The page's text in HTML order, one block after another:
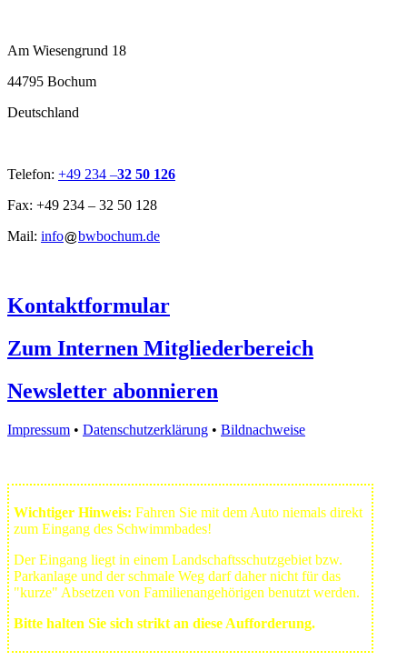
Am Wiesengrund 18
44795 Bochum
Deutschland
Telefon: +49 234 –32 50 126
Fax: +49 234 – 32 50 128
Mail: info bwbochum.de
Kontaktformular
Zum Internen Mitgliederbereich
Newsletter abonnieren
Impressum • Datenschutzerklärung • Bildnachweise
Wichtiger Hinweis: Fahren Sie mit dem Auto niemals direkt
zum Eingang des Schwimmbades!
Der Eingang liegt in einem Landschafts­schutzgebiet bzw.
Park­anlage und der schmale Weg darf daher nicht für das
"kurze" Absetzen von Familienangehörigen benutzt werden.
Bitte halten Sie sich strikt an diese Aufforderung.